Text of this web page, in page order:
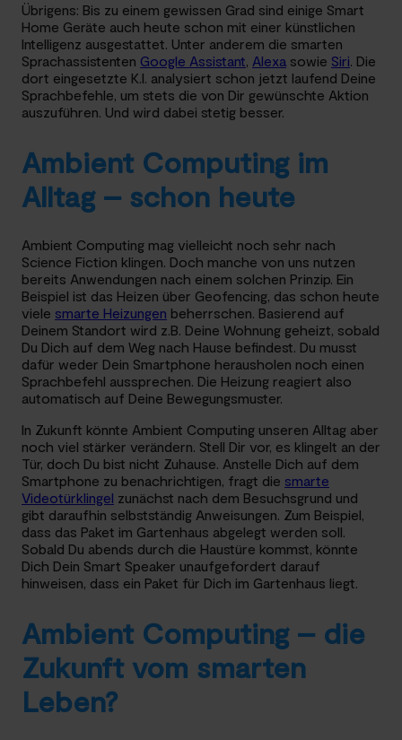
Übrigens: Bis zu einem gewissen Grad sind einige Smart
Home Geräte auch heute schon mit einer künstlichen
Intelligenz ausgestattet. Unter anderem die smarten
Sprachassistenten Google Assistant, Alexa sowie Siri. Die
dort eingesetzte K.I. analysiert schon jetzt laufend Deine
Sprachbefehle, um stets die von Dir gewünschte Aktion
auszuführen. Und wird dabei stetig besser.
Ambient Computing im
Alltag – schon heute
Ambient Computing mag vielleicht noch sehr nach
Science Fiction klingen. Doch manche von uns nutzen
bereits Anwendungen nach einem solchen Prinzip. Ein
Beispiel ist das Heizen über Geofencing, das schon heute
viele smarte Heizungen beherrschen. Basierend auf
Deinem Standort wird z.B. Deine Wohnung geheizt, sobald
Du Dich auf dem Weg nach Hause befindest. Du musst
dafür weder Dein Smartphone herausholen noch einen
Sprachbefehl aussprechen. Die Heizung reagiert also
automatisch auf Deine Bewegungsmuster.
In Zukunft könnte Ambient Computing unseren Alltag aber
noch viel stärker verändern. Stell Dir vor, es klingelt an der
Tür, doch Du bist nicht Zuhause. Anstelle Dich auf dem
Smartphone zu benachrichtigen, fragt die smarte
Videotürklingel zunächst nach dem Besuchsgrund und
gibt daraufhin selbstständig Anweisungen. Zum Beispiel,
dass das Paket im Gartenhaus abgelegt werden soll.
Sobald Du abends durch die Haustüre kommst, könnte
Dich Dein Smart Speaker unaufgefordert darauf
hinweisen, dass ein Paket für Dich im Gartenhaus liegt.
Ambient Computing – die
Zukunft vom smarten
Leben?